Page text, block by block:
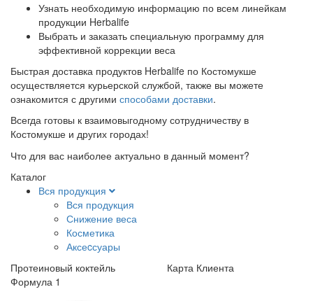
Узнать необходимую информацию по всем линейкам
продукции Herbalife
Выбрать и заказать специальную программу для
эффективной коррекции веса
Быстрая доставка продуктов Herbalife по Костомукше
осуществляется курьерской службой, также вы можете
ознакомится с другими способами доставки.
Всегда готовы к взаимовыгодному сотрудничеству в
Костомукше и других городах!
Что для вас наиболее актуально в данный момент?
Каталог
Вся продукция
Вся продукция
Снижение веса
Косметика
Аксеcсуары
Протеиновый коктейль
Формула 1
Карта Клиента